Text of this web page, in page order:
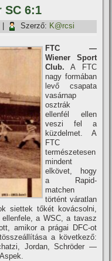
SC 6:1
Szerző: K@rcsi
FTC —
Wiener Sport
Club. A FTC
nagy formában
levő csapata
vasárnap
osztrák
ellenfél ellen
veszi fel a
küzdelmet. A
FTC
természetesen
mindent
elkövet, hogy
a Rapid-
matchen
történt váratlan
siettek tőkét kovácsolni,
a WSC, a tavasz
amikor a prágai DFC-ot
a következő:
Jordan, Schröder —